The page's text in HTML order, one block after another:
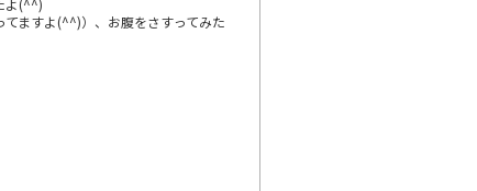
ますよ(^^)）、お腹をさすってみた